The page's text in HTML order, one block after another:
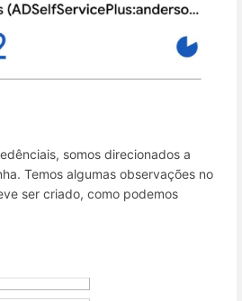
somos direcionados a
Temos algumas observações no
ser criado, como podemos